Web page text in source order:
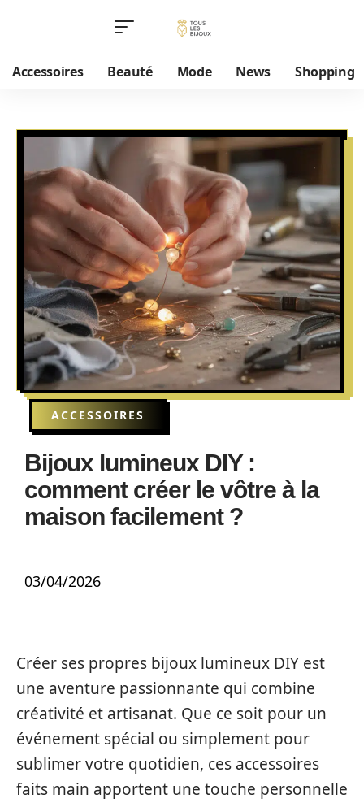
Accessoires Beauté Mode News Shopping
ACCESSOIRES
Bijoux lumineux DIY :
comment créer le vôtre à la
maison facilement ?
03/04/2026
Créer ses propres bijoux lumineux DIY est
une aventure passionnante qui combine
créativité et artisanat. Que ce soit pour un
événement spécial ou simplement pour
sublimer votre quotidien, ces accessoires
faits main apportent une touche personnelle